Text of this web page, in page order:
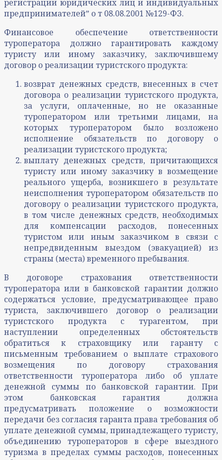
регистрации юридических лиц и индивидуальных
предпринимателейˮ о т 08.08.2001 №129-ФЗ.
Финансовое обеспечение ответственности
туроператора должно гарантировать каждому
туристу или иному заказчику, заключившему
договор о реализации туристского продукта:
возврат денежных средств, внесенных в счет
договора о реализации туристского продукта,
за услуги, оплаченные, но не оказанные
туроператором или третьими лицами, на
которых туроператором было возложено
исполнение обязательств по договору о
реализации туристского продукта;
выплату денежных средств, причитающихся
туристу или иному заказчику в возмещение
реального ущерба, возникшего в результате
неисполнения туроператором обязательств по
договору о реализации туристского продукта,
в том числе денежных средств, необходимых
для компенсации расходов, понесенных
туристом или иным заказчиком в связи с
непредвиденным выездом (эвакуацией) из
страны (места) временного пребывания.
В договоре страхования ответственности
туроператора или в банковской гарантии должно
содержаться условие, предусматривающее право
туриста, заключившего договор о реализации
туристского продукта с турагентом, при
наступлении определенных обстоятельств
обратиться к страховщику или гаранту с
письменным требованием о выплате страхового
возмещения по договору страхования
ответственности туроператора либо об уплате
денежной суммы по банковской гарантии. При
этом банковская гарантия должна
предусматривать положение о возможности
передачи без согласия гаранта права требования об
уплате денежной суммы, принадлежащего туристу,
объединению туроператоров в сфере выездного
туризма в пределах суммы расходов, понесенных